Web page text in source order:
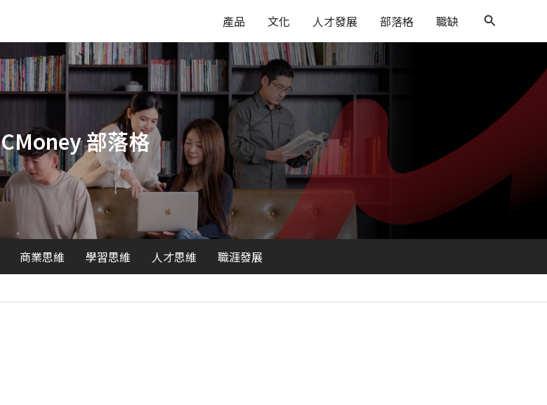
產品 文化 人才發展 部落格 職缺
搜
尋
CMoney 部落格
商業思維 學習思維 人才思維 職涯發展